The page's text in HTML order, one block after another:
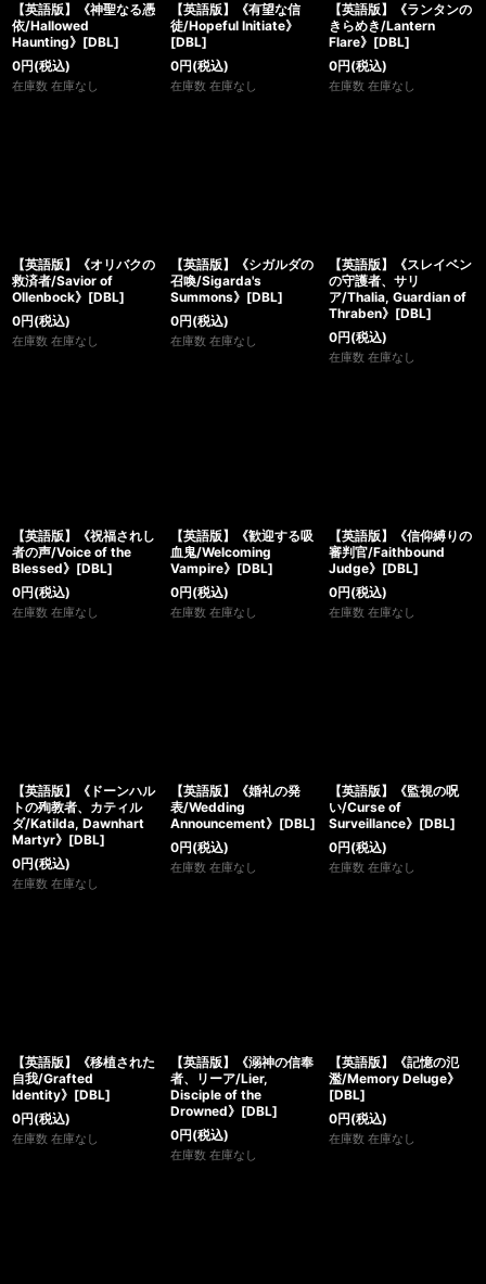
【英語版】《神聖なる憑
依/Hallowed
Haunting》[DBL]
0円(税込)
在庫数 在庫なし
【英語版】《有望な信
徒/Hopeful Initiate》
[DBL]
0円(税込)
在庫数 在庫なし
【英語版】《ランタンの
きらめき/Lantern
Flare》[DBL]
0円(税込)
在庫数 在庫なし
【英語版】《オリバクの
救済者/Savior of
Ollenbock》[DBL]
0円(税込)
在庫数 在庫なし
【英語版】《シガルダの
召喚/Sigarda's
Summons》[DBL]
0円(税込)
在庫数 在庫なし
【英語版】《スレイベン
の守護者、サリ
ア/Thalia, Guardian of
Thraben》[DBL]
0円(税込)
在庫数 在庫なし
【英語版】《祝福されし
者の声/Voice of the
Blessed》[DBL]
0円(税込)
在庫数 在庫なし
【英語版】《歓迎する吸
血鬼/Welcoming
Vampire》[DBL]
0円(税込)
在庫数 在庫なし
【英語版】《信仰縛りの
審判官/Faithbound
Judge》[DBL]
0円(税込)
在庫数 在庫なし
【英語版】《ドーンハル
トの殉教者、カティル
ダ/Katilda, Dawnhart
Martyr》[DBL]
0円(税込)
在庫数 在庫なし
【英語版】《婚礼の発
表/Wedding
Announcement》[DBL]
0円(税込)
在庫数 在庫なし
【英語版】《監視の呪
い/Curse of
Surveillance》[DBL]
0円(税込)
在庫数 在庫なし
【英語版】《移植された
自我/Grafted
Identity》[DBL]
0円(税込)
在庫数 在庫なし
【英語版】《溺神の信奉
者、リーア/Lier,
Disciple of the
Drowned》[DBL]
0円(税込)
在庫数 在庫なし
【英語版】《記憶の氾
濫/Memory Deluge》
[DBL]
0円(税込)
在庫数 在庫なし